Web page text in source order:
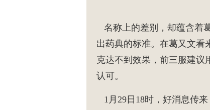
名称上的差别，却蕴含着
出药典的标准。在葛又文看
克达不到效果，前三服建议
认可。
1月29日18时，好消息传